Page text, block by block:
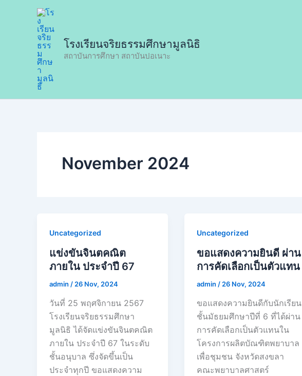
โรงเรียนจริยธรรมศึกษามูลนิธิ
สถาบันการศึกษา สถาบันปอเนาะ
November 2024
Uncategorized
แข่งขันจินตคณิต
ภายใน ประจำปี 67
admin / 26 Nov, 2024
วันที่ 25 พฤศจิกายน 2567
โรงเรียนจริยธรรมศึกษา
มูลนิธิ ได้จัดแข่งขันจินตคณิต
ภายใน ประจำปี 67 ในระดับ
ชั้นอนุบาล ซึ่งจัดขึ้นเป็น
ประจำทุกปี ขอแสดงความ
Uncategorized
ขอแสดงความยินดี ผ่าน
การคัดเลือกเป็นตัวแทน
admin / 26 Nov, 2024
ขอแสดงความยินดีกับนักเรียน
ชั้นมัธยมศึกษาปีที่ 6 ที่ได้ผ่าน
การคัดเลือกเป็นตัวแทนใน
โครงการผลิตบัณฑิตพยาบาล
เพื่อชุมชน จังหวัดสงขลา
คณะพยาบาลศาสตร์